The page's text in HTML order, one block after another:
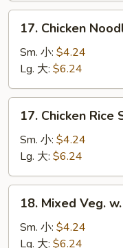
Soup
汤
Chicken
Noodle
Soup
鸡
面
17. Chicken
Sm. 小: $4.24
Lg. 大: $6.24
Chicken
Rice
Soup
鸡
饭
17. Chicken Rice
Sm. 小: $4.24
Lg. 大: $6.24
Mixed
Veg.
18. Mixed Veg.
Sm. 小: $4.24
Lg. 大: $6.24